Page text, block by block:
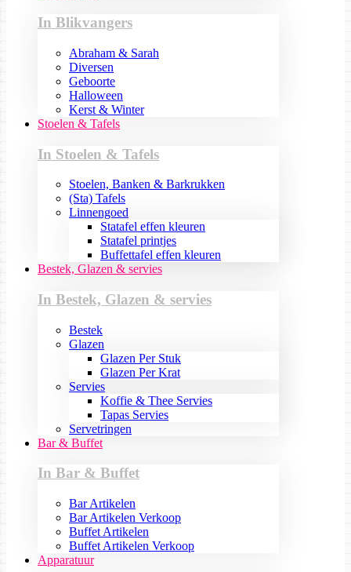
In Blikvangers
Abraham & Sarah
Diversen
Geboorte
Halloween
Kerst & Winter
Stoelen & Tafels
In Stoelen & Tafels
Stoelen, Banken & Barkrukken
(Sta) Tafels
Linnengoed
Statafel effen kleuren
Statafel printjes
Buffettafel effen kleuren
Bestek, Glazen & servies
In Bestek, Glazen & servies
Bestek
Glazen
Glazen Per Stuk
Glazen Per Krat
Servies
Koffie & Thee Servies
Tapas Servies
Servetringen
Bar & Buffet
In Bar & Buffet
Bar Artikelen
Bar Artikelen Verkoop
Buffet Artikelen
Buffet Artikelen Verkoop
Apparatuur